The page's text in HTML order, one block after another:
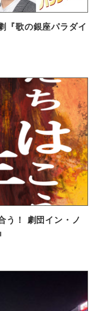
『歌の銀座パラダイ
う！ 劇団イン・ノ